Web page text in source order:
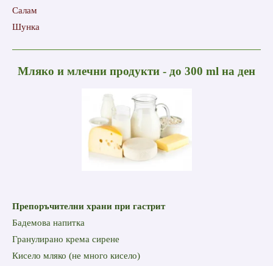
Салам
Шунка
Mляко и млечни продукти - до 300 ml на ден
Препоръчителни храни при гастрит
Бадемова напитка
Гранулирано крема сирене
Кисело мляко (не много кисело)